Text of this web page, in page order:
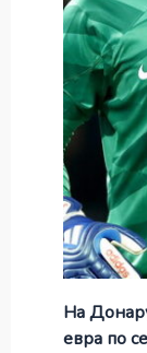
На
евра по